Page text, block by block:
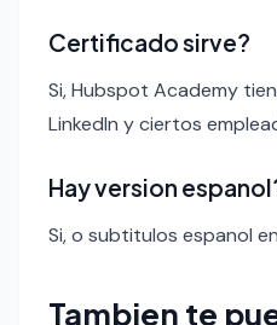
Certificado sirve?
Si, Hubspot Academy
LinkedIn y ciertos
Hay version
Si, o subtitulos espanol
Tambien te